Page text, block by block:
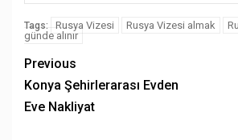
Tags: Rusya Vizesi Rusya Vizesi almak
günde alınır
Previous
Konya Şehirlerarası Evden
Eve Nakliyat